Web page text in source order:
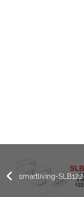
smartliving-SLB122